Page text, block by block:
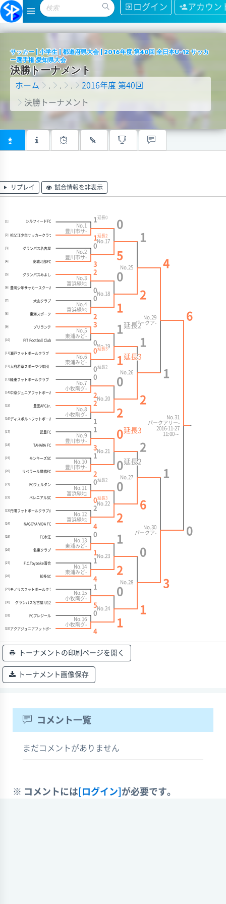
ログイン アカウン
サッカー | 小学生 | 都道府県大会 | 2016年度 第40回 全日本U-12 サッカ
ー選手権 愛知県大会
決勝トーナメン ト
ホーム 2016年度 第40回
決勝トーナメント
リプレイ 試合情報を非表示
No.1
豊川市サ-
No.2
豊川市サ-
No.3
富浜緑地
No.4
富浜緑地
No.5
東浦みど-
No.6
東浦みど-
No.7
小牧陶グ-
No.8
小牧陶グ-
No.9
豊川市サ-
No.10
豊川市サ-
No.11
富浜緑地
No.12
富浜緑地
No.13
東浦みど-
No.14
東浦みど-
No.15
小牧陶グ-
No.16
小牧陶グ-
No.17
No.18
No.19
No.20
No.21
No.22
No.23
No.24
No.25
No.26
No.27
No.28
No.29
パークア-
No.30
パークア-
No.31
パークアリー-
2016-11-27
11:00～
1 延長0
1 延長2
0
3
2
0
0
2
3
0
0延長3
0延長2
0
2
2
1
1
3
1
2
0延長2
0延長3
2
4
0
1
1
4
1
5
0
4
0
5
0
1
1 延長2
1 延長3
0
2
0延長3
0延長2
0
2
1
2
0
1
1
2
1
2
2
6
0
1
4
1
1
3
6
0
[1]
[2]
[3]
[4]
[5]
[6]
[7]
[8]
[9]
[10]
[11]
[12]
[13]
[14]
[15]
[16]
[17]
[18]
[19]
[20]
[21]
[22]
[23]
[24]
[25]
[26]
[27]
[28]
[29]
[30]
[31]
[32]
シルフィードFC
祖父江少年サッカークラブ
グランパス名古屋
安城北部FC
グランパスみよし
豊明少年サッカースクール
犬山クラブ
東海スポーツ
ブリランテ
FIT Football Club
瀬戸フットボールクラブ
大府若草スポーツ少年団
緑東フットボールクラブ
中京ジュニアフットボールクラブ
豊田AFCJr.
ディスポルトフットボールクラブ
武豊FC
TAHARA FC
モンキーズSC
リベラール豊橋FC
FCヴェルダン
ペレニアルSC
丹陽フットボールクラブ/rabona一宮
NAGOYA VIDA FC
FC市江
名東クラブ
F.C.Toyoake落合
知多SC
モノリスフットボールクラブ
グランパス名古屋-U12
FCプレジール
アクアジュニアフットボールクラブ春日井
トーナメントの印刷ページを開く
トーナメント画像保存
コメント一覧
まだコメントがありません
※ コメントには [ログイン] が必要です。